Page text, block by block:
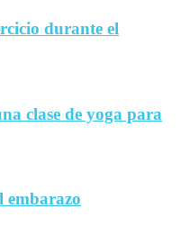
durante el
clase de yoga para
embarazo